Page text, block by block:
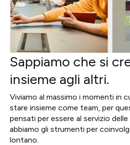
Sappiamo che si
insieme agli altri.
Viviamo al massimo i momenti in
stare insieme come team, per
pensati per essere al servizio
abbiamo gli strumenti per
lontano.